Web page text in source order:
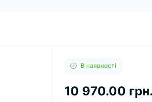
В наявності
10 970.00 грн.